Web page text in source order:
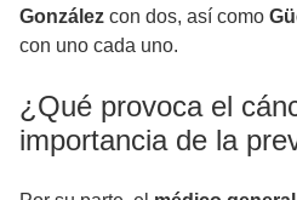
González con dos, así como
con uno cada uno.
¿Qué provoca el
importancia de la